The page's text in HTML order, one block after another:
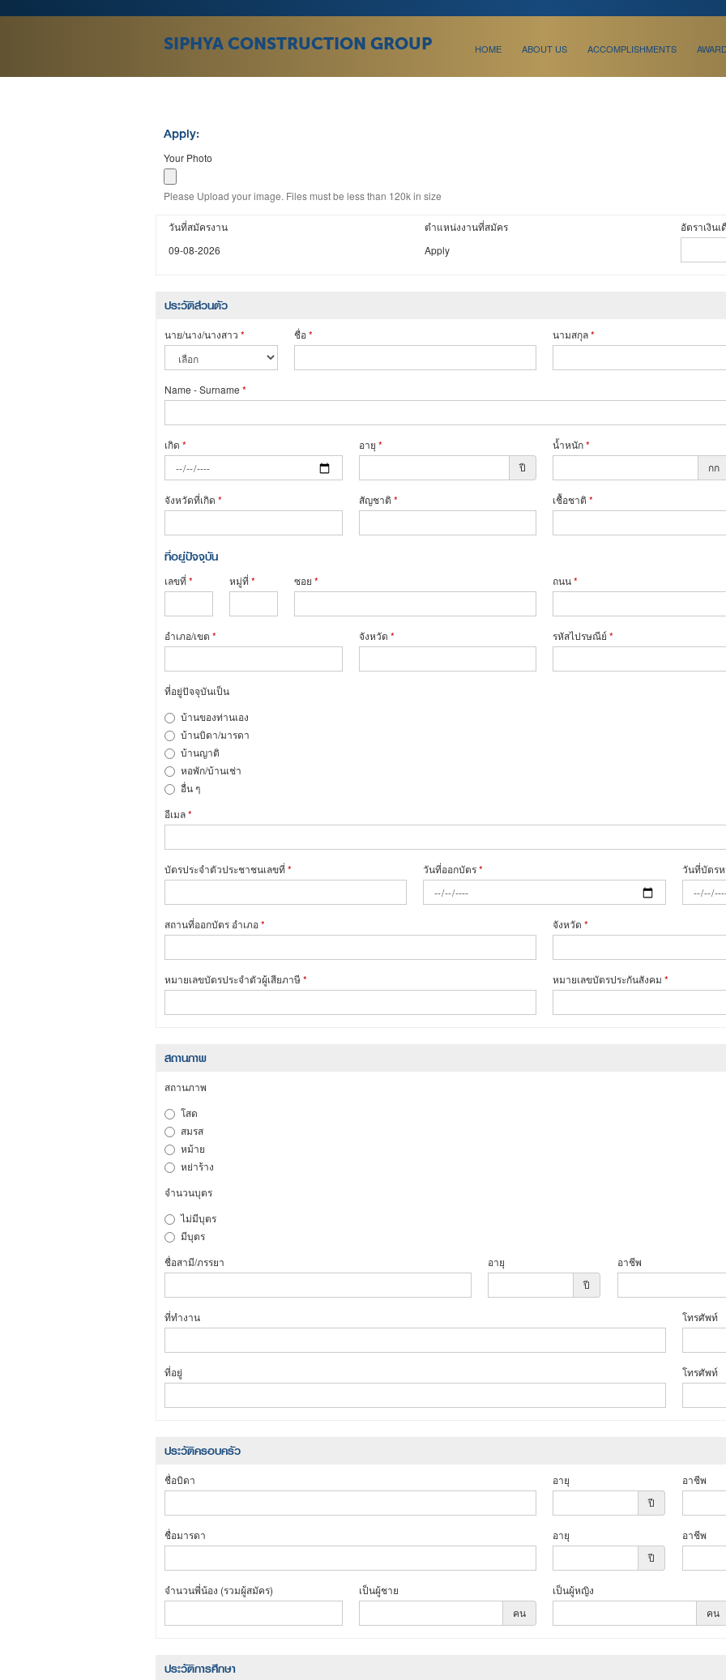
SIPHYA CONSTRUCTION GROUP HOME ABOUT US ACCOMPLISHMENTS
Apply:
Your Photo
Please Upload your image. Files must be less than 120k in size
วันที่สมัครงาน
09-08-2026
ตำแหน่งงานที่สมัคร
Apply
อัตราเงิน
ประวัติส่วนตัว
นาย/นาง/นางสาว * ชื่อ* นามสกุล*
Name - Surname *
เกิด * อายุ *
ปี
น้ำหนัก*
กก
จังหวัดที่เกิด * สัญชาติ * เชื้อชาติ *
ที่อยู่ปัจจุบัน
เลขที่ * หมู่ที่ * ซอย * ถนน*
อำเภอ/เขต * จังหวัด * รหัสไปรษณีย์*
ที่อยู่ปัจจุบันเป็น
บ้านของท่านเอง
บ้านบิดา/มารดา
บ้านญาติ
หอพัก/บ้านเช่า
อื่น ๆ
อีเมล*
บัตรประจำตัวประชาชนเลขที่ * วันที่ออกบัตร* วันที่บัตร
สถานที่ออกบัตร อำเภอ* จังหวัด *
หมายเลขบัตรประจำตัวผู้เสียภาษี* หมายเลขบัตรประกันสังคม *
สถานภาพ
สถานภาพ
โสด
สมรส
หม้าย
หย่าร้าง
จำนวนบุตร
ไม่มีบุตร
มีบุตร
ชื่อสามี/ภรรยา
อายุ
ปี
อาชีพ
ที่ทำงาน โทรศัพท์
ที่อยู่ โทรศัพท์
ประวัติครอบครัว
ชื่อบิดา
อายุ
ปี
อาชีพ
ชื่อมารดา
อายุ
ปี
อาชีพ
จำนวนพี่น้อง (รวมผู้สมัคร)
เป็นผู้ชาย
คน
เป็นผู้หญิง
คน
ประวัติการศึกษา